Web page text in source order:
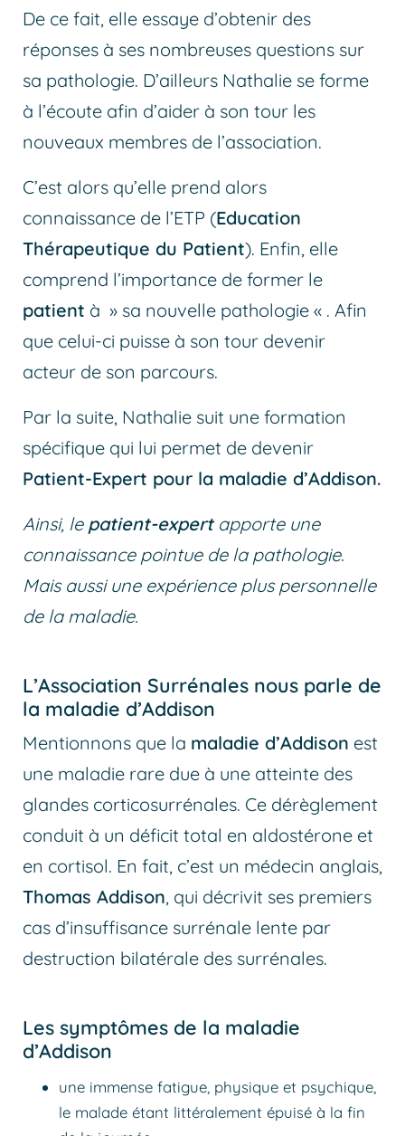
De ce fait, elle essaye d’obtenir des
réponses à ses nombreuses questions sur
sa pathologie. D’ailleurs Nathalie se forme
à l’écoute afin d’aider à son tour les
nouveaux membres de l’association.
C’est alors qu’elle prend alors
connaissance de l’ETP (Education
Thérapeutique du Patient). Enfin, elle
comprend l’importance de former le
patient à » sa nouvelle pathologie « . Afin
que celui-ci puisse à son tour devenir
acteur de son parcours.
Par la suite, Nathalie suit une formation
spécifique qui lui permet de devenir
Patient-Expert pour la maladie d’Addison.
Ainsi, le patient-expertapporte une
connaissance pointue de la pathologie.
Mais aussi une expérience plus personnelle
de la maladie.
L’Association Surrénales nous parle de
la maladie d’Addison
Mentionnons que la maladie d’Addison est
une maladie rare due à une atteinte des
glandes corticosurrénales. Ce dérèglement
conduit à un déficit total en aldostérone et
en cortisol. En fait, c’est un médecin anglais,
Thomas Addison, qui décrivit ses premiers
cas d’insuffisance surrénale lente par
destruction bilatérale des surrénales.
Les symptômes de la maladie
d’Addison
une immense fatigue, physique et psychique,
le malade étant littéralement épuisé à la fin